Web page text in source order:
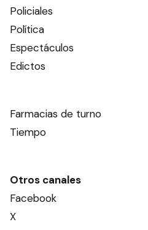
Policiales
Política
Espectáculos
Edictos
Farmacias de turno
Tiempo
Otros canales
Facebook
X